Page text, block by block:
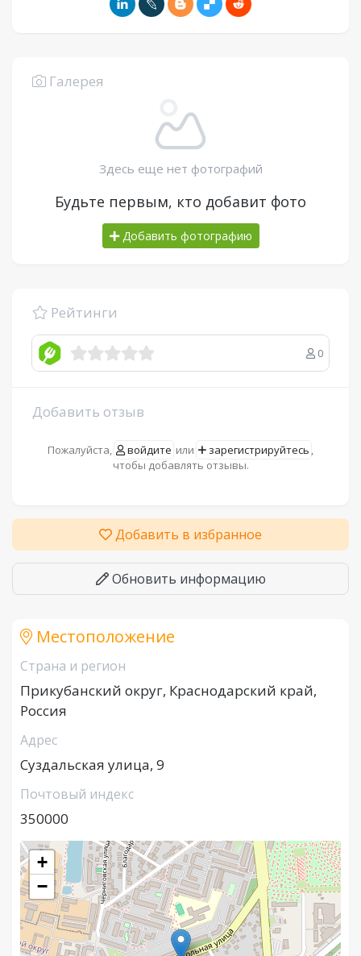
Галерея
Здесь еще нет фотографий
Будьте первым, кто добавит фото
Добавить фотографию
Рейтинги
0
Добавить отзыв
Пожалуйста, войдите или зарегистрируйтесь ,
чтобы добавлять отзывы.
Добавить в избранное
Обновить информацию
Местоположение
Страна и регион
Прикубанский округ, Краснодарский край,
Россия
Адрес
Суздальская улица, 9
Почтовый индекс
350000
+
−